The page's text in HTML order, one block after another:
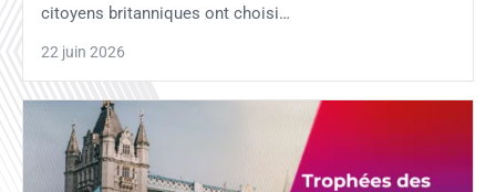
citoyens britanniques ont choisi…
22 juin 2026